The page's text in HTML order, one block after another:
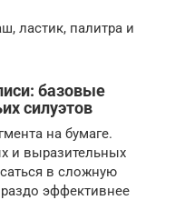
ластик, палитра и
базовые
силуэтов
на бумаге.
и выразительных
в сложную
эффективнее